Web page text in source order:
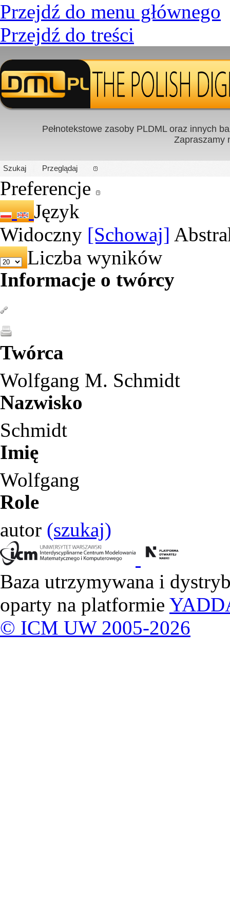
Przejdź do menu głównego
Przejdź do treści
PL|EN
Pełnotekstowe zasoby PLDML oraz innych
Zapraszamy
Szukaj Przeglądaj
Preferencje
Język
Widoczny [Schowaj]
Liczba wyników
Informacje o twórcy
Twórca
Wolfgang M. Schmidt
Nazwisko
Schmidt
Imię
Wolfgang
Role
autor (szukaj)
Baza utrzymywana i
oparty na platformie
© ICM UW 2005-2026